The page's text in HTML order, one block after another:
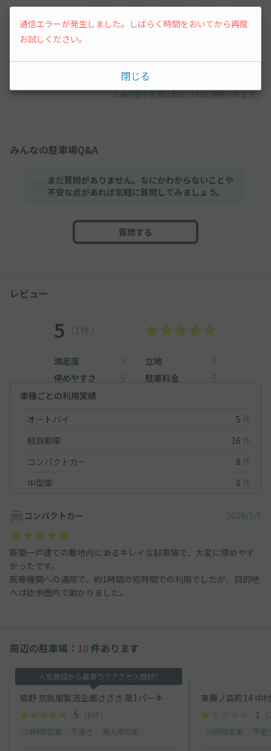
¥400 ¥400 ¥400 ¥400 ¥500
6
¥500
7
先行予約
以降の空き状況は毎日24:00に更新されます。
みんなの駐車場Q&A
まだ質問がありません。なにかわからないことや
不安な点があれば気軽に質問してみましょう。
質問する
レビュー
5 （1件）
満足度 5 立地
5
停めやすさ
5 駐車料金
5
車種ごとの利用実績
オートバイ
5 件
軽自動車
16 件
コンパクトカー
8 件
中型車
8 件
コンパクトカー 2026/3/9
新築一戸建ての敷地内にあるキレイな駐車場で、大変に停めやす
かったです。
医療機関への通院で、約1時間の短時間での利用でしたが、目的地
へは徒歩圏内で助かりました。
周辺の駐車場： 10 件あります
人気施設から最寄りでアクセス良好‼️
紫野 京呉服製造企画ささき 第1パーキング
5 （6件） 1
通信エラーが発生しました。しばらく時間をおいてから再度
お試しください。
閉じる